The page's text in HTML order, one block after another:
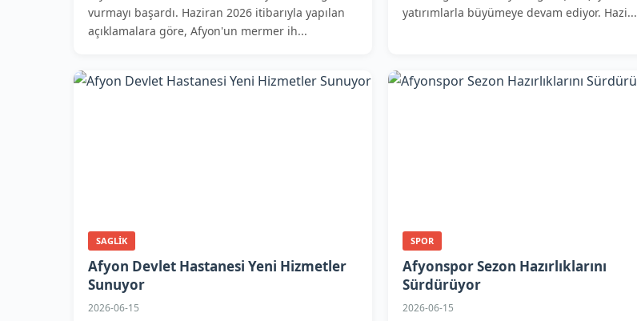
vurmayı başardı. Haziran 2026 itibarıyla yapılan
açıklamalara göre, Afyon'un mermer ih...
yatırımlarla büyümeye devam ediyor. Hazi...
SAGLIK
Afyon Devlet Hastanesi Yeni Hizmetler
Sunuyor
2026-06-15
SPOR
Afyonspor Sezon Hazırlıklarını
Sürdürüyor
2026-06-15